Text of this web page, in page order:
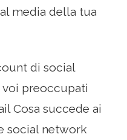
media della tua
di social
preoccupati
Cosa succede ai
social network